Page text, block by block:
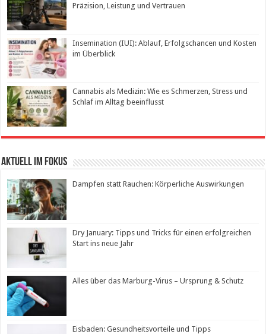
Präzision, Leistung und Vertrauen
Insemination (IUI): Ablauf, Erfolgschancen und Kosten
im Überblick
Cannabis als Medizin: Wie es Schmerzen, Stress und
Schlaf im Alltag beeinflusst
Aktuell im Fokus
Dampfen statt Rauchen: Körperliche Auswirkungen
Dry January: Tipps und Tricks für einen erfolgreichen
Start ins neue Jahr
Alles über das Marburg-Virus – Ursprung & Schutz
Eisbaden: Gesundheitsvorteile und Tipps